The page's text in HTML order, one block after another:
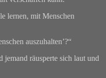
lernen, mit Menschen
auszuhalten’?“
räusperte sich laut und